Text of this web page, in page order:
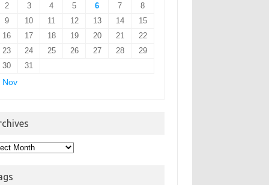
2
3 4 5 6 7
8
9
10 11 12 13 14
15
16
17 18 19 20 21
22
23
24 25 26 27 28
29
30
31
Nov